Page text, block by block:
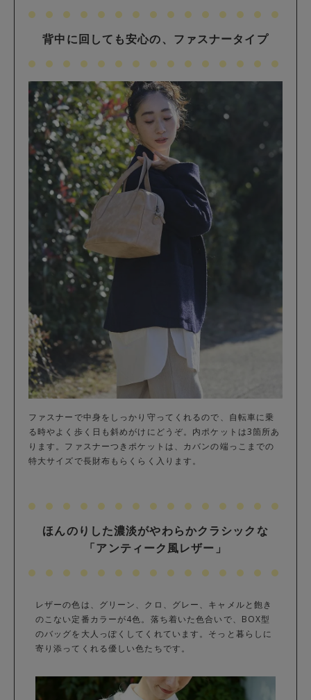
背中に回しても安心の、ファスナータイプ
ファスナーで中身をしっかり守ってくれるので、自転車に乗
る時やよく歩く日も斜めがけにどうぞ。内ポケットは3箇所あ
ります。ファスナーつきポケットは、カバンの端っこまでの
特大サイズで長財布もらくらく入ります。
ほんのりした濃淡がやわらかクラシックな
「アンティーク風レザー」
レザーの色は、グリーン、クロ、グレー、キャメルと飽き
のこない定番カラーが4色。落ち着いた色合いで、BOX型
のバッグを大人っぽくしてくれています。そっと暮らしに
寄り添ってくれる優しい色たちです。